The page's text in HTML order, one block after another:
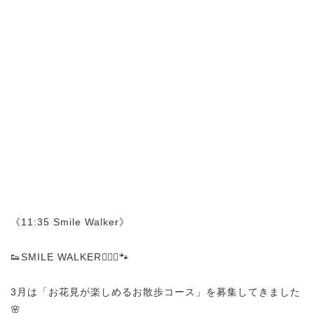
《11:35 Smile Walker》
👟SMILE WALKER🚶🏻‍♀️🐾
3月は「お花見が楽しめるお散歩コース」を募集してきました
🌸